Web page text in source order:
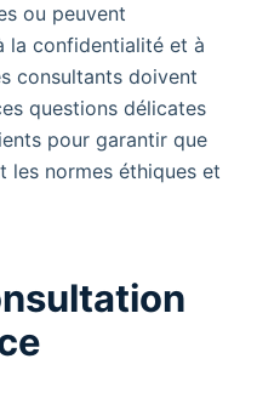
ou peuvent
la confidentialité et à
consultants doivent
questions délicates
pour garantir que
les normes éthiques et